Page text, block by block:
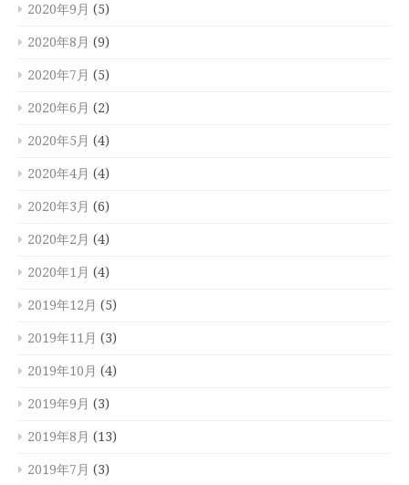
2020年9月 (5)
2020年8月 (9)
2020年7月 (5)
2020年6月 (2)
2020年5月 (4)
2020年4月 (4)
2020年3月 (6)
2020年2月 (4)
2020年1月 (4)
2019年12月 (5)
2019年11月 (3)
2019年10月 (4)
2019年9月 (3)
2019年8月 (13)
2019年7月 (3)